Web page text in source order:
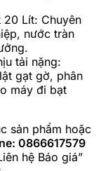
20 Lít: Chuyên
nước tràn
tải nặng:
gạt gờ, phân
máy đi bạt
sản phẩm hoặc
0866617579
hệ Báo giá”